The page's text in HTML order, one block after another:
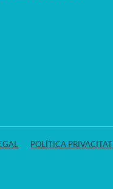
POLÍTICA PRIVACITAT